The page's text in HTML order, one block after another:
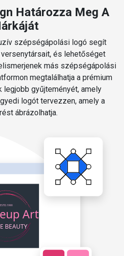
Határozza Meg A
szépségápolási logó segít
és lehetőséget
más szépségápolási
megtalálhatja a prémium
legjobb gyűjteményét, amely
logót tervezzen, amely a
ábrázolhatja.